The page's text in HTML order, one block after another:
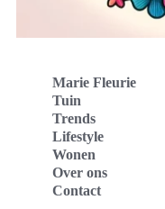
Marie Fleurie
Tuin
Trends
Lifestyle
Wonen
Over ons
Contact